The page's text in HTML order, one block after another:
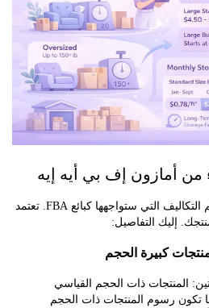
إف بي أيه إيه
رسوم الوفاء هي واحدة من أهم التكاليف التي ستواجهها كبائع FBA. تعتمد
التفاصيل:
كبيرة الحجم
ذات الحجم القياسي
المنتجات ذات الحجم